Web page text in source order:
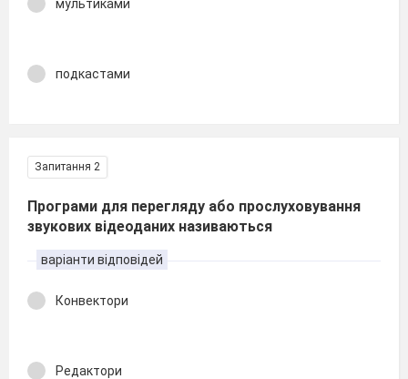
мультиками
подкастами
Запитання 2
Програми для перегляду або прослуховування
звукових відеоданих називаються
варіанти відповідей
Конвектори
Редактори